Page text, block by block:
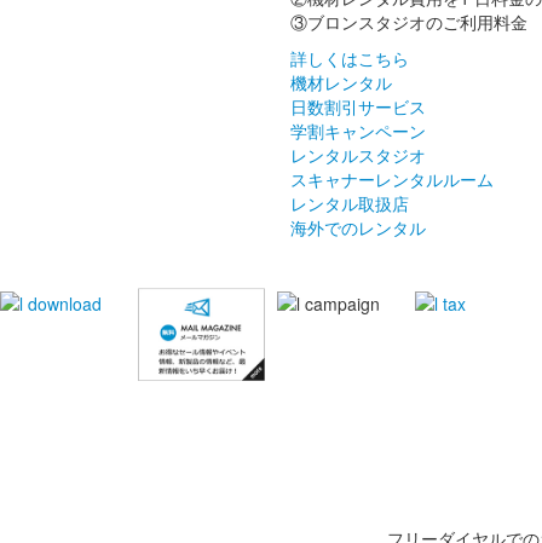
③ブロンスタジオのご利用料金
詳しくはこちら
機材レンタル
日数割引サービス
学割キャンペーン
レンタルスタジオ
スキャナーレンタルルーム
レンタル取扱店
海外でのレンタル
フリーダイヤルで